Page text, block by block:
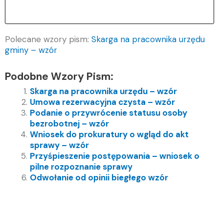
Polecane wzory pism: Skarga na pracownika urzędu
gminy – wzór
Podobne Wzory Pism:
Skarga na pracownika urzędu – wzór
Umowa rezerwacyjna czysta – wzór
Podanie o przywrócenie statusu osoby
bezrobotnej – wzór
Wniosek do prokuratury o wgląd do akt
sprawy – wzór
Przyśpieszenie postępowania – wniosek o
pilne rozpoznanie sprawy
Odwołanie od opinii biegłego wzór